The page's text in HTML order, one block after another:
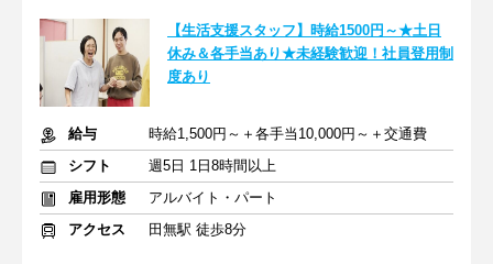
【生活支援スタッフ】時給1500円～★土日
休み＆各手当あり★未経験歓迎！社員登用制
度あり
給与
時給1,500円～＋各手当10,000円～＋交通費
シフト
週5日 1日8時間以上
雇用形態
アルバイト・パート
アクセス
田無駅 徒歩8分